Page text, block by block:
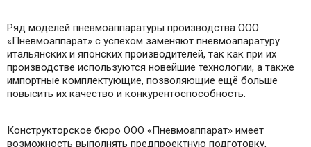
Ряд моделей пневмоаппаратуры производства ООО
«Пневмоаппарат» с успехом заменяют пневмоапаратуру
итальянских и японских производителей, так как при их
производстве используются новейшие технологии, а также
импортные комплектующие, позволяющие ещё больше
повысить их качество и конкурентоспособность.
Конструкторское бюро ООО «Пневмоаппарат» имеет
возможность выполнять предпроектную подготовку,